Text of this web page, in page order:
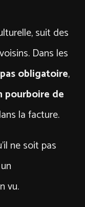
suit des
Dans les
pas obligatoire,
pourboire de
la facture.
ne soit pas
vu.